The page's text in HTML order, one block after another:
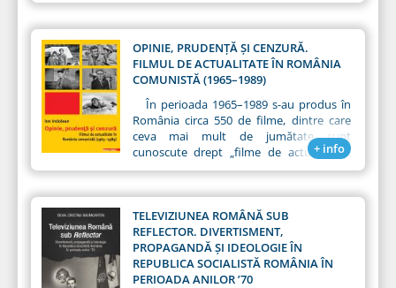
Remarcăm concluziile pertinente ale
autorului, rezultate de pe urma unor
analize și studii teoretice din bibliografia
universală și românească, dar și ca
rezultat al propriilor cercetări de teren.
Adesea, aspecte rămase în suspensie sau
neobservate de predecesori ajung să fie
relevate pentru prima oară în această
lucrare.
OPINIE, PRUDENŢĂ ŞI CENZURĂ.
FILMUL DE ACTUALITATE ÎN ROMÂNIA
COMUNISTĂ (1965–1989)
În perioada 1965–1989 s-au produs în
România circa 550 de filme, dintre care
ceva mai mult de jumătate sunt
cunoscute drept „filme de actualitate”.
Potrivit definiţiei oficiale, redactată în
din 23 mai, unde Nicolae Ceauşescu şi
Paul Niculescu‑Mizil s-au întâlnit cu
cineaştii, acest tip de film este „inspirat
din diferite zone şi aspecte ale realităţii”.
+ info
TELEVIZIUNEA ROMÂNĂ SUB
REFLECTOR. DIVERTISMENT,
PROPAGANDĂ ŞI IDEOLOGIE ÎN
REPUBLICA SOCIALISTĂ ROMÂNIA ÎN
PERIOADA ANILOR ’70